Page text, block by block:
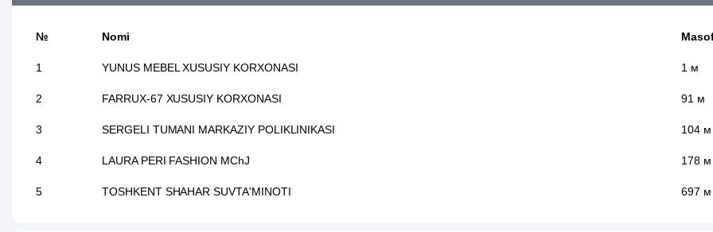
№ Nomi
1 YUNUS MEBEL XUSUSIY KORXONASI 1 м
2 FARRUX-67 XUSUSIY KORXONASI 91 м
3 SERGELI TUMANI MARKAZIY POLIKLINIKASI 104 м
4 LAURA PERI FASHION MChJ 178 м
5 TOSHKENT SHAHAR SUVTA'MINOTI 697 м